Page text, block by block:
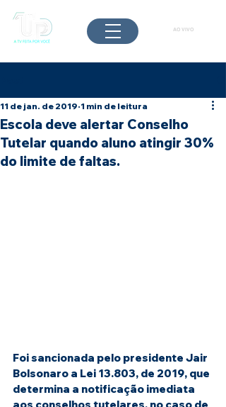
AO VIVO
Escola deve alertar Conselho
Tutelar quando aluno atingir 30%
do limite de faltas.
11 de jan. de 2019 1 min de leitura
Foi sancionada pelo presidente Jair
Bolsonaro a Lei 13.803, de 2019, que
determina a notificação imediata